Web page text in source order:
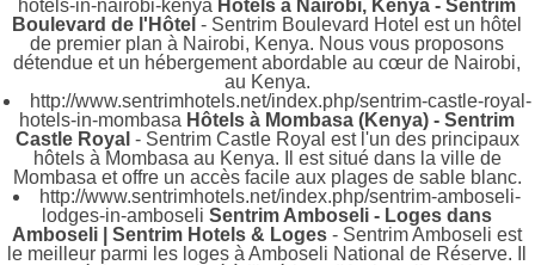
hotels-in-nairobi-kenya Hôtels à Nairobi, Kenya - Sentrim
Boulevard de l'Hôtel - Sentrim Boulevard Hotel est un hôtel
de premier plan à Nairobi, Kenya. Nous vous proposons
détendue et un hébergement abordable au cœur de Nairobi,
au Kenya.
http://www.sentrimhotels.net/index.php/sentrim-castle-royal-
hotels-in-mombasa Hôtels à Mombasa (Kenya) - Sentrim
Castle Royal - Sentrim Castle Royal est l'un des principaux
hôtels à Mombasa au Kenya. Il est situé dans la ville de
Mombasa et offre un accès facile aux plages de sable blanc.
http://www.sentrimhotels.net/index.php/sentrim-amboseli-
lodges-in-amboseliSentrim Amboseli - Loges dans
Amboseli | Sentrim Hotels & Loges - Sentrim Amboseli est
le meilleur parmi les loges à Amboseli National de Réserve. Il